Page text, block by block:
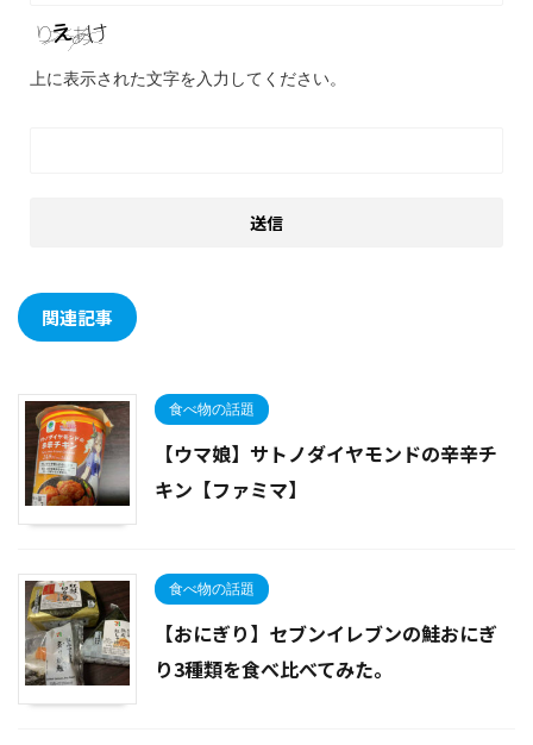
上に表示された文字を入力してください。
関連記事
食べ物の話題
【ウマ娘】サトノダイヤモンドの辛辛チ
キン【ファミマ】
食べ物の話題
【おにぎり】セブンイレブンの鮭おにぎ
り3種類を食べ比べてみた。